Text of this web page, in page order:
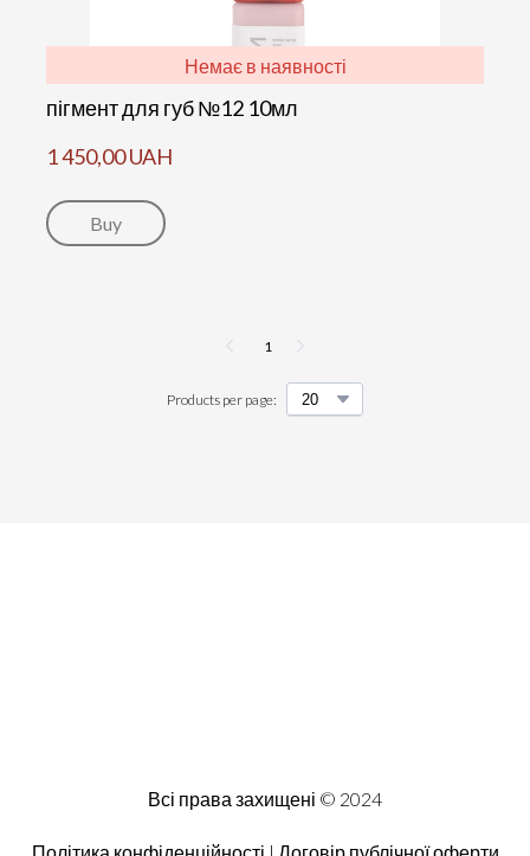
Немає в наявності
пігмент для губ №12 10мл
1 450,00 UAH
Buy
Products per page:
1
Всі права захищені © 2024
Політика конфіденційності | Договір публічної оферти